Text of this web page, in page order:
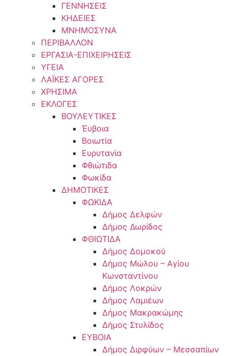
ΓΕΝΝΗΣΕΙΣ
ΚΗΔΕΙΕΣ
ΜΝΗΜΟΣΥΝΑ
ΠΕΡΙΒΑΛΛΟΝ
ΕΡΓΑΣΙΑ-ΕΠΙΧΕΙΡΗΣΕΙΣ
ΥΓΕΙΑ
ΛΑΪΚΕΣ ΑΓΟΡΕΣ
ΧΡΗΣΙΜΑ
ΕΚΛΟΓΕΣ
ΒΟΥΛΕΥΤΙΚΕΣ
Έυβοια
Βοιωτία
Ευρυτανία
Φθιώτιδα
Φωκίδα
ΔΗΜΟΤΙΚΕΣ
ΦΩΚΙΔΑ
Δήμος Δελφών
Δήμος Δωρίδος
ΦΘΙΩΤΙΔΑ
Δήμος Δομοκού
Δήμος Μώλου – Αγίου
Κωνσταντίνου
Δήμος Λοκρών
Δήμος Λαμιέων
Δήμος Μακρακώμης
Δήμος Στυλίδος
ΕΥΒΟΙΑ
Δήμος Διρφύων – Μεσσαπίων